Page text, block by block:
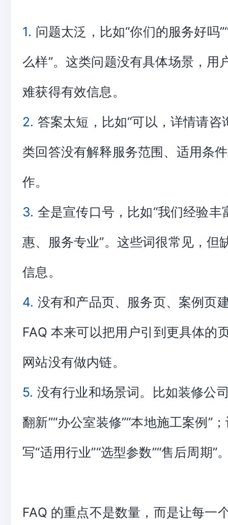
1. 问题太泛，比如“你们的服务好吗
么样”。这类问题没有具体场景，用
难获得有效信息。
2. 答案太短，比如“可以，详情请咨
类回答没有解释服务范围、适用条
作。
3. 全是宣传口号，比如“我们经验丰
惠、服务专业”。这些词很常见，但
信息。
4. 没有和产品页、服务页、案例页
FAQ 本来可以把用户引到更具体的
网站没有做内链。
5. 没有行业和场景词。比如装修公
翻新”“办公室装修”“本地施工案例”
写“适用行业”“选型参数”“售后周期”
FAQ 的重点不是数量，而是让每一